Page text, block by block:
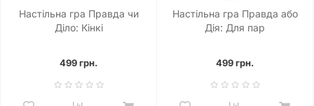
Настільна гра Правда чи
Діло: Кінкі
499 грн.
Настільна гра Правда або
Дія: Для пар
499 грн.